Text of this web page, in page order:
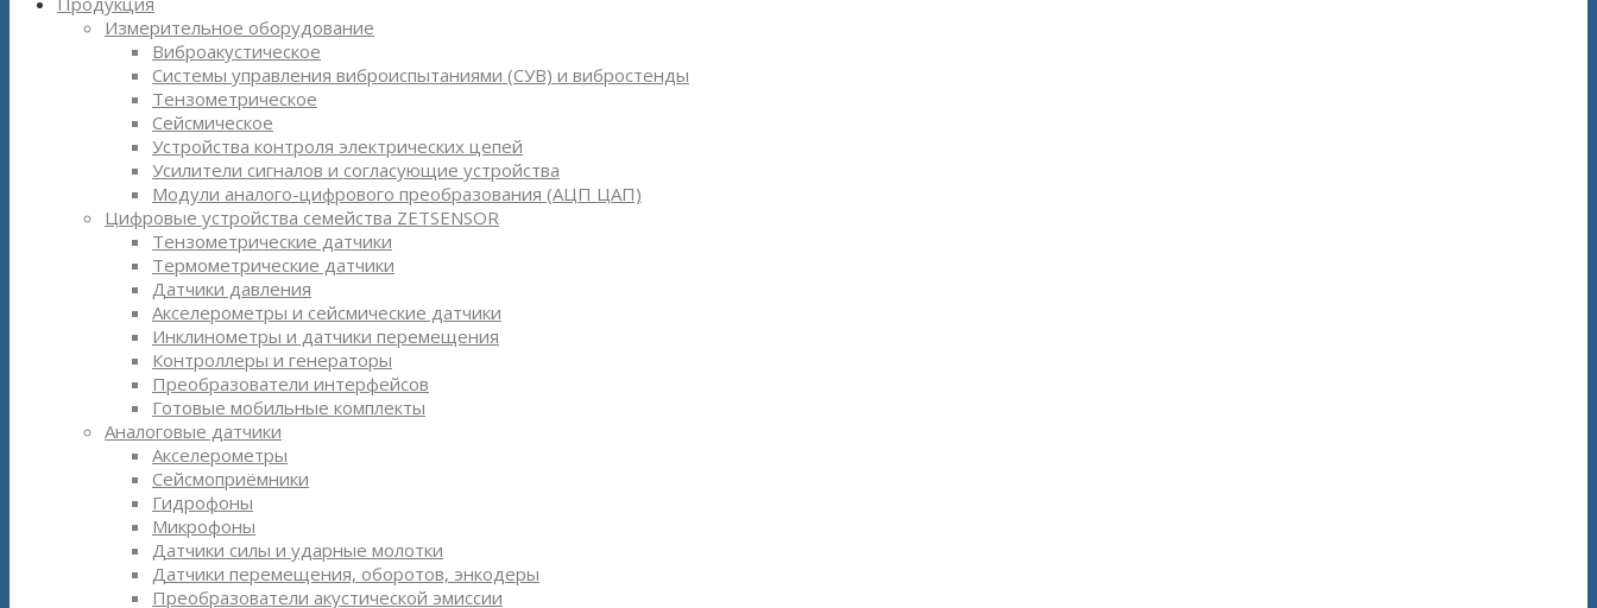
Измерительное оборудование
Виброакустическое
Системы управления виброиспытаниями (СУВ) и вибростенды
Тензометрическое
Сейсмическое
Устройства контроля электрических цепей
Усилители сигналов и согласующие устройства
Модули аналого-цифрового преобразования (АЦП ЦАП)
Цифровые устройства семейства ZETSENSOR
Тензометрические датчики
Термометрические датчики
Датчики давления
Акселерометры и сейсмические датчики
Инклинометры и датчики перемещения
Контроллеры и генераторы
Преобразователи интерфейсов
Готовые мобильные комплекты
Аналоговые датчики
Акселерометры
Сейсмоприёмники
Гидрофоны
Микрофоны
Датчики силы и ударные молотки
Датчики перемещения, оборотов, энкодеры
Преобразователи акустической эмиссии